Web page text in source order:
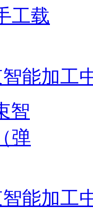
能加工
能加工